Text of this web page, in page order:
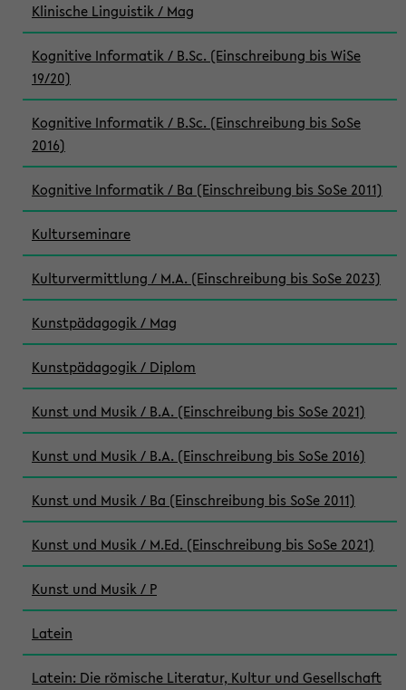
Klinische Linguistik / Mag
Kognitive Informatik / B.Sc. (Einschreibung bis WiSe
19/20)
Kognitive Informatik / B.Sc. (Einschreibung bis SoSe
2016)
Kognitive Informatik / Ba (Einschreibung bis SoSe 2011)
Kulturseminare
Kulturvermittlung / M.A. (Einschreibung bis SoSe 2023)
Kunstpädagogik / Mag
Kunstpädagogik / Diplom
Kunst und Musik / B.A. (Einschreibung bis SoSe 2021)
Kunst und Musik / B.A. (Einschreibung bis SoSe 2016)
Kunst und Musik / Ba (Einschreibung bis SoSe 2011)
Kunst und Musik / M.Ed. (Einschreibung bis SoSe 2021)
Kunst und Musik / P
Latein
Latein: Die römische Literatur, Kultur und Gesellschaft